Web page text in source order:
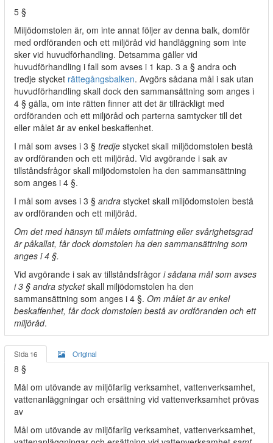
5 §
Miljödomstolen är, om inte annat följer av denna balk, domför
med ordföranden och ett miljöråd vid handläggning som inte
sker vid huvudförhandling. Detsamma gäller vid
huvudförhandling i fall som avses i 1 kap. 3 a § andra och
tredje stycket rättegångsbalken. Avgörs sådana mål i sak utan
huvudförhandling skall dock den sammansättning som anges i
4 § gälla, om inte rätten finner att det är tillräckligt med
ordföranden och ett miljöråd och parterna samtycker till det
eller målet är av enkel beskaffenhet.
I mål som avses i 3 § tredje stycket skall miljödomstolen bestå
av ordföranden och ett miljöråd. Vid avgörande i sak av
tillståndsfrågor skall miljödomstolen ha den sammansättning
som anges i 4 §.
I mål som avses i 3 § andra stycket skall miljödomstolen bestå
av ordföranden och ett miljöråd.
Om det med hänsyn till målets omfattning eller svårighetsgrad
är påkallat, får dock domstolen ha den sammansättning som
anges i 4 §.
Vid avgörande i sak av tillståndsfrågor i sådana mål som avses
i 3 § andra stycketskall miljödomstolen ha den
sammansättning som anges i 4 §. Om målet är av enkel
beskaffenhet, får dock domstolen bestå av ordföranden och ett
miljöråd.
Sida 16 Original
8 §
Mål om utövande av miljöfarlig verksamhet, vattenverksamhet,
vattenanläggningar och ersättning vid vattenverksamhet prövas
av
Mål om utövande av miljöfarlig verksamhet, vattenverksamhet,